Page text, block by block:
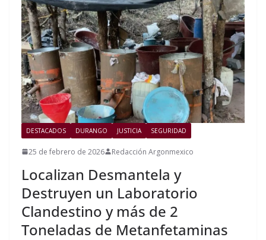
DESTACADOS DURANGO JUSTICIA SEGURIDAD
25 de febrero de 2026 Redacción Argonmexico
Localizan Desmantela y
Destruyen un Laboratorio
Clandestino y más de 2
Toneladas de Metanfetaminas